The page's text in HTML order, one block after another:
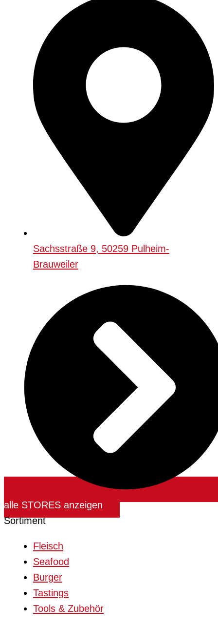
Sachsstraße 9, 50259 Pulheim-
Brauweiler
alle STORES anzeigen
Sortiment
Fleisch
Seafood
Burger
Tastings
Tools & Zubehör